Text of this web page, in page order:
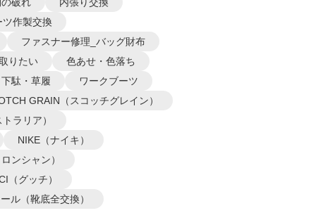
ツ作製交換
ファスナー修理_バッグ財布
りたい
色あせ・色落ち
下駄・草履
ワークブーツ
GRAIN（スコッチグレイン）
ラリア）
NIKE（ナイキ）
ンシャン）
（グッチ）
ル（靴底全交換）